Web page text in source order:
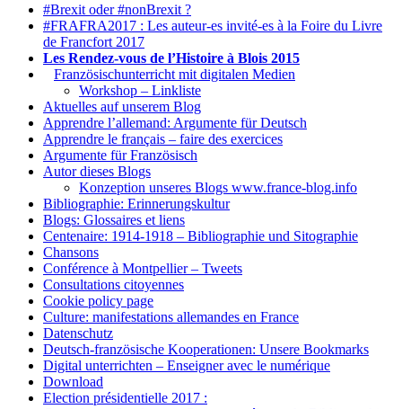
#Brexit oder #nonBrexit ?
#FRAFRA2017 : Les auteur-es invité-es à la Foire du Livre
de Francfort 2017
Les Rendez-vous de l’Histoire à Blois 2015
Französischunterricht mit digitalen Medien
Workshop – Linkliste
Aktuelles auf unserem Blog
Apprendre l’allemand: Argumente für Deutsch
Apprendre le français – faire des exercices
Argumente für Französisch
Autor dieses Blogs
Konzeption unseres Blogs www.france-blog.info
Bibliographie: Erinnerungskultur
Blogs: Glossaires et liens
Centenaire: 1914-1918 – Bibliographie und Sitographie
Chansons
Conférence à Montpellier – Tweets
Consultations citoyennes
Cookie policy page
Culture: manifestations allemandes en France
Datenschutz
Deutsch-französische Kooperationen: Unsere Bookmarks
Digital unterrichten – Enseigner avec le numérique
Download
Election présidentielle 2017 :